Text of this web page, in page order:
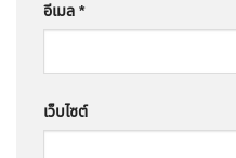
อีเมล *
เว็บไซต์